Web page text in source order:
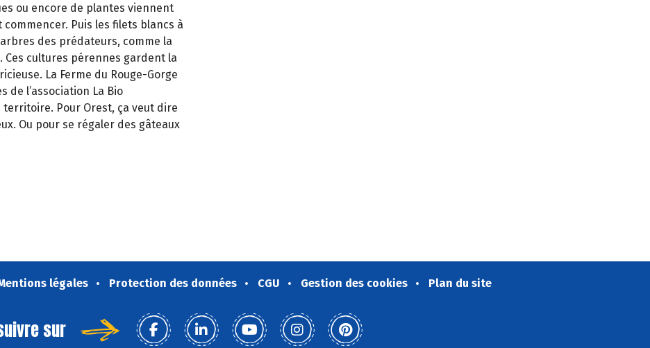
ou encore de plantes viennent
Puis les filets blancs à
des prédateurs, comme la
Ces cultures pérennes gardent la
La Ferme du Rouge-Gorge
de l’association La Bio
territoire. Pour Orest, ça veut dire
Ou pour se régaler des gâteaux
légales Protection des données CGU Gestion des cookies Plan du site
sur